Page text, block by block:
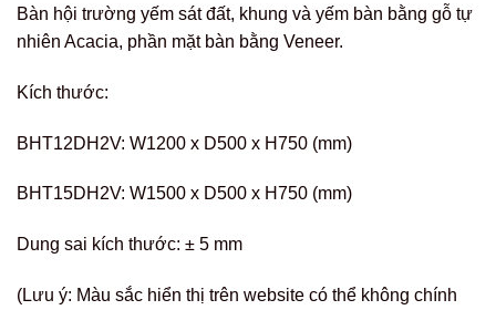
Bàn hội trường yếm sát đất, khung và yếm bàn bằng gỗ tự
nhiên Acacia, phần mặt bàn bằng Veneer.
Kích thước:
BHT12DH2V: W1200 x D500 x H750 (mm)
BHT15DH2V: W1500 x D500 x H750 (mm)
Dung sai kích thước: ± 5 mm
(Lưu ý: Màu sắc hiển thị trên website có thể không chính